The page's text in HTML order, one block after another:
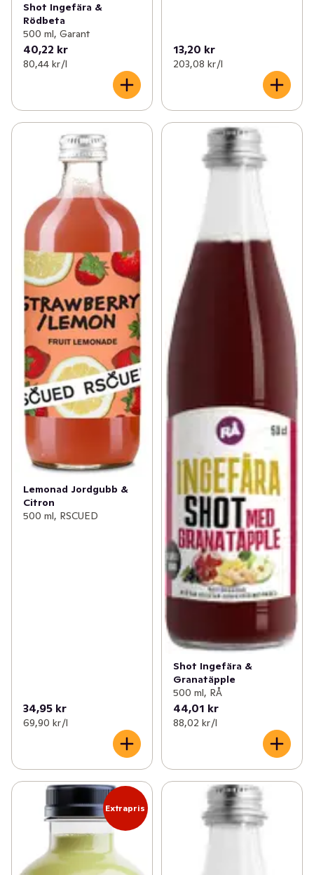
Shot Ingefära &
Rödbeta
500 ml, Garant
40,22 kr
80,44 kr /l
13,20 kr
203,08 kr /l
Lemonad Jordgubb &
Citron
500 ml, RSCUED
34,95 kr
69,90 kr /l
Shot Ingefära &
Granatäpple
500 ml, RÅ
44,01 kr
88,02 kr /l
Extrapris